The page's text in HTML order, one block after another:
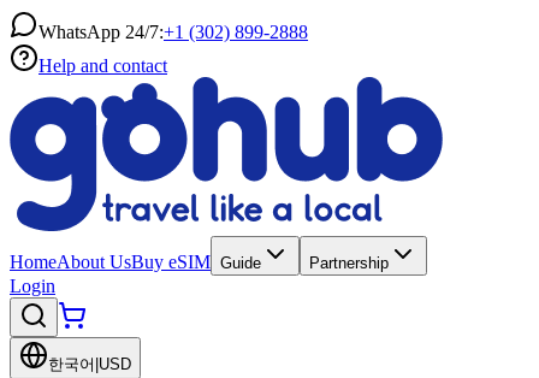
WhatsApp 24/7:+1 (302) 899-2888
Help and contact
HomeAbout UsBuy eSIM Guide Partnership
Login
한국어 USD